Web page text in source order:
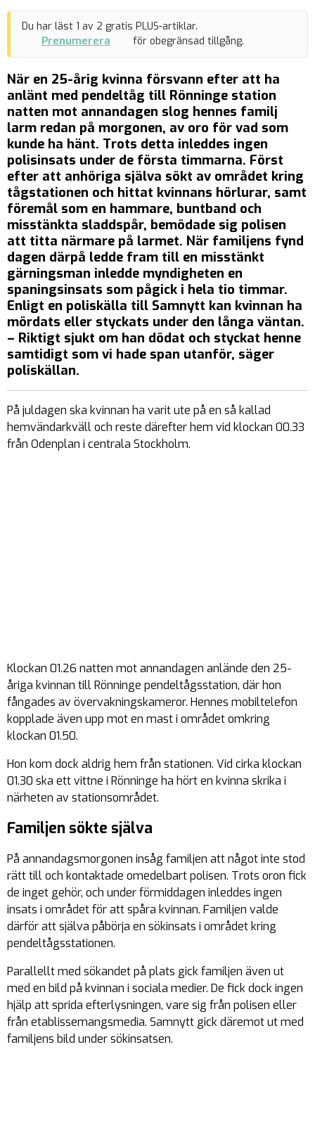
Du har läst 1 av 2 gratis PLUS-artiklar.
Prenumerera för obegränsad tillgång.
När en 25-årig kvinna försvann efter att ha
anlänt med pendeltåg till Rönninge station
natten mot annandagen slog hennes familj
larm redan på morgonen, av oro för vad som
kunde ha hänt. Trots detta inleddes ingen
polisinsats under de första timmarna. Först
efter att anhöriga själva sökt av området kring
tågstationen och hittat kvinnans hörlurar, samt
föremål som en hammare, buntband och
misstänkta sladdspår, bemödade sig polisen
att titta närmare på larmet. När familjens fynd
dagen därpå ledde fram till en misstänkt
gärningsman inledde myndigheten en
spaningsinsats som pågick i hela tio timmar.
Enligt en poliskälla till Samnytt kan kvinnan ha
mördats eller styckats under den långa väntan.
– Riktigt sjukt om han dödat och styckat henne
samtidigt som vi hade span utanför, säger
poliskällan.
På juldagen ska kvinnan ha varit ute på en så kallad
hemvändarkväll och reste därefter hem vid klockan 00.33
från Odenplan i centrala Stockholm.
Klockan 01.26 natten mot annandagen anlände den 25-
åriga kvinnan till Rönninge pendeltågsstation, där hon
fångades av övervakningskameror. Hennes mobiltelefon
kopplade även upp mot en mast i området omkring
klockan 01.50.
Hon kom dock aldrig hem från stationen. Vid cirka klockan
01.30 ska ett vittne i Rönninge ha hört en kvinna skrika i
närheten av stationsområdet.
Familjen sökte själva
På annandagsmorgonen insåg familjen att något inte stod
rätt till och kontaktade omedelbart polisen. Trots oron fick
de inget gehör, och under förmiddagen inleddes ingen
insats i området för att spåra kvinnan. Familjen valde
därför att själva påbörja en sökinsats i området kring
pendeltågsstationen.
Parallellt med sökandet på plats gick familjen även ut
med en bild på kvinnan i sociala medier. De fick dock ingen
hjälp att sprida efterlysningen, vare sig från polisen eller
från etablissemangsmedia. Samnytt gick däremot ut med
familjens bild under sökinsatsen.